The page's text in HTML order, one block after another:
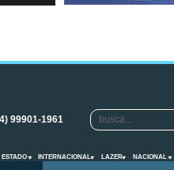
99901-1961
ESTADO INTERNACIONAL LAZER NACIONAL